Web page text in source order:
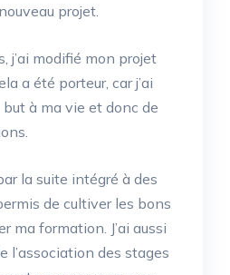
projet.
j’ai modifié mon projet
a été porteur, car j’ai
à ma vie et donc de
la suite intégré à des
de cultiver les bons
ma formation. J’ai aussi
l’association des stages